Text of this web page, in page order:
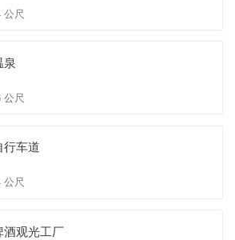
公尺
公尺
行车道
公尺
酒观光工厂